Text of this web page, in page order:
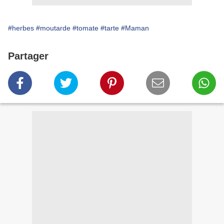
#herbes #moutarde #tomate #tarte #Maman
Partager